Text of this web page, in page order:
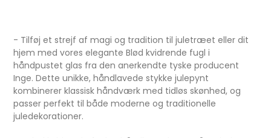
- Tilføj et strejf af magi og tradition til juletræet eller dit
hjem med vores elegante Blød kvidrende fugl i
håndpustet glas fra den anerkendte tyske producent
Inge. Dette unikke, håndlavede stykke julepynt
kombinerer klassisk håndværk med tidløs skønhed, og
passer perfekt til både moderne og traditionelle
juledekorationer.